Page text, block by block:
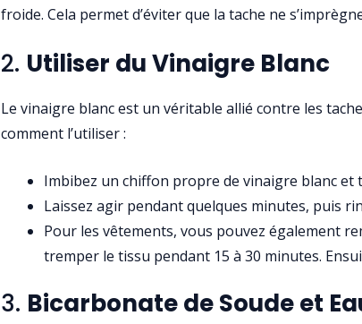
froide. Cela permet d’éviter que la tache ne
2. Utiliser du Vinaigre Blanc
Le vinaigre blanc est un véritable allié contre les
comment l’utiliser :
Imbibez un chiffon propre de vinaigre blanc et
Laissez agir pendant quelques minutes, puis
Pour les vêtements, vous pouvez également
tremper le tissu pendant 15 à 30 minutes.
3. Bicarbonate de Soude et